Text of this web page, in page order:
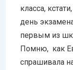
класса,
день
первым из
Помню, как
спрашивала